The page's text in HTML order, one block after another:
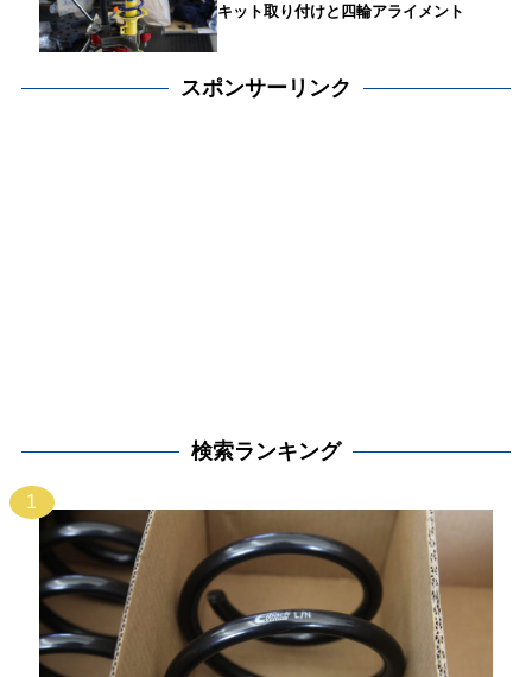
キット取り付けと四輪アライメント
スポンサーリンク
検索ランキング
1